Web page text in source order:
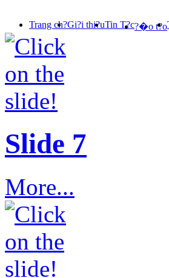
Trang ch?Gi?i thi?uTin T?c?�o t?o
Slide 7
More...